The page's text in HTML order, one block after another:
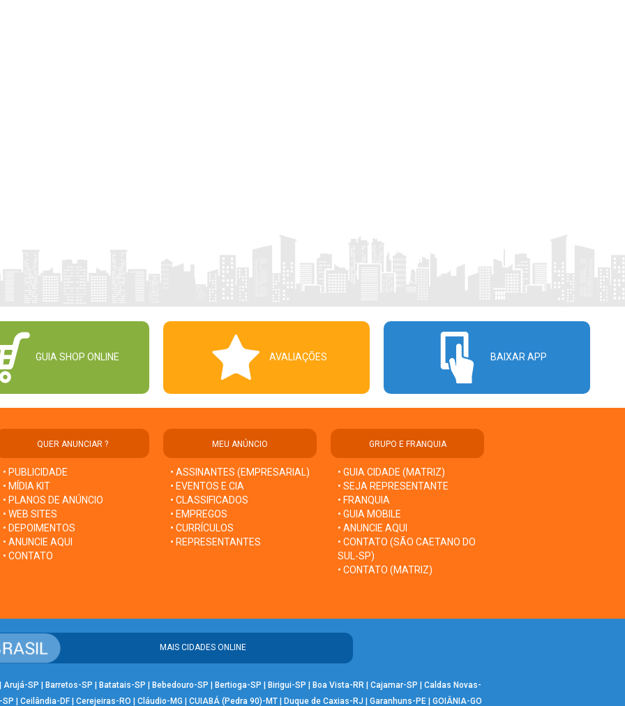
GUIA SHOP ONLINE AVALIAÇÕES BAIXAR APP
QUER ANUNCIAR ?
• PUBLICIDADE
• MÍDIA KIT
• PLANOS DE ANÚNCIO
• WEB SITES
• DEPOIMENTOS
• ANUNCIE AQUI
• CONTATO
MEU ANÚNCIO
• ASSINANTES (EMPRESARIAL)
• EVENTOS E CIA
• CLASSIFICADOS
• EMPREGOS
• CURRÍCULOS
• REPRESENTANTES
GRUPO E FRANQUIA
• GUIA CIDADE (MATRIZ)
• SEJA REPRESENTANTE
• FRANQUIA
• GUIA MOBILE
• ANUNCIE AQUI
• CONTATO (SÃO CAETANO DO
SUL-SP)
• CONTATO (MATRIZ)
MAIS CIDADES ONLINE
Arujá-SP | Barretos-SP | Batatais-SP | Bebedouro-SP | Bertioga-SP | Birigui-SP | Boa Vista-RR | Cajamar-SP | Caldas Novas-
SP | Ceilândia-DF | Cerejeiras-RO | Cláudio-MG | CUIABÁ (Pedra 90)-MT | Duque de Caxias-RJ | Garanhuns-PE | GOIÂNIA-GO